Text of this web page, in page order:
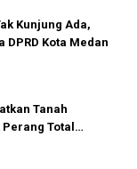
Kunjung Ada,
DPRD Kota Medan
Tanah
Total